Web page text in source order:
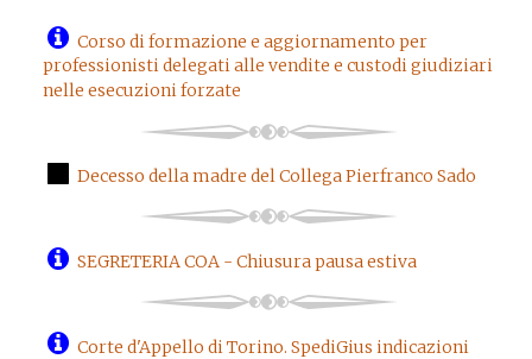
Corso di formazione e aggiornamento per
professionisti delegati alle vendite e custodi giudiziari
nelle esecuzioni forzate
Decesso della madre del Collega Pierfranco Sado
SEGRETERIA COA - Chiusura pausa estiva
Corte d'Appello di Torino. SpediGius indicazioni